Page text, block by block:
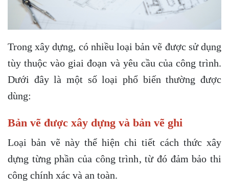
Trong xây dựng, có nhiều loại bản vẽ được sử dụng
tùy thuộc vào giai đoạn và yêu cầu của công trình.
Dưới đây là một số loại phổ biến thường được
dùng:
Bản vẽ được xây dựng và bản vẽ ghi
Loại bản vẽ này thể hiện chi tiết cách thức xây
dựng từng phần của công trình, từ đó đảm bảo thi
công chính xác và an toàn.